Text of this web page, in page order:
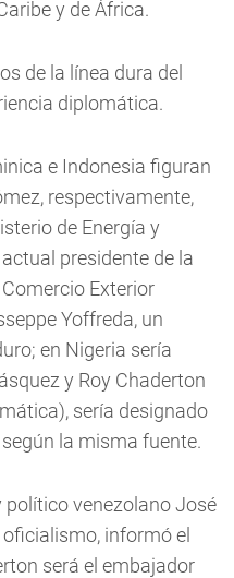
y de África.
de la línea dura del
diplomática.
e Indonesia figuran
respectivamente,
de Energía y
presidente de la
Exterior
Yoffreda, un
en Nigeria sería
y Roy Chaderton
sería designado
la misma fuente.
político venezolano José
informó el
será el embajador